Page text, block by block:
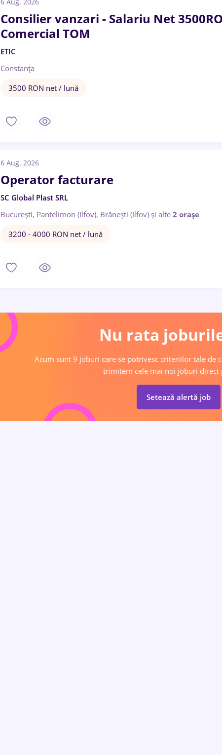
Consilier vanzari - Salariu Net
Comercial TOM
ETIC
Constanța
3500 RON net / lună
6 Aug. 2026
Operator facturare
SC Global Plast SRL
București, Pantelimon (Ilfov), Brănești (Ilfov) și alte 2 orașe
3200 - 4000 RON net / lună
Nu rata
Acum sunt 9 joburi care se potrivesc criteriilor tale de
trimitem cele mai noi joburi direct
Setează alertă job